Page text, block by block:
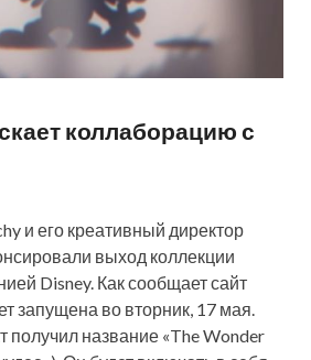
коллаборацию с
и его креативный директор
выход коллекции
Disney. Как сообщает сайт
запущена во вторник, 17 мая.
получил название «The Wonder